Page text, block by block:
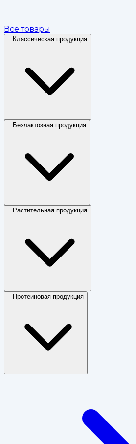
Все товары
Классическая продукция
Безлактозная продукция
Растительная продукция
Протеиновая продукция